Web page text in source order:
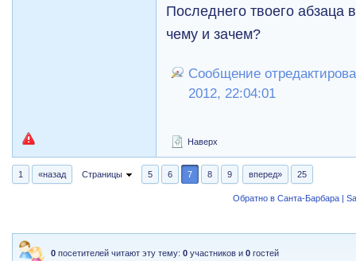
Последнего твоего абзаца
чему и зачем?
Сообщение
2012, 22:04:01
Наверх
1 «назад Страницы 5 6 7 8 9 вперед» 25
Обратно в Санта-Барбара |
0 посетителей читают эту тему:0 участников и0 гостей